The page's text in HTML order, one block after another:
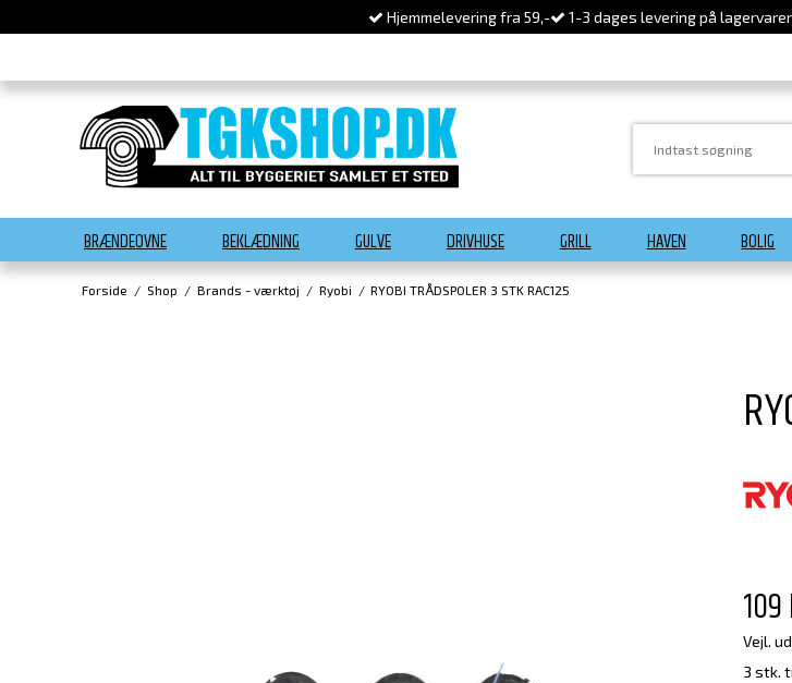
Hjemmelevering fra 59,- 1-3 dages levering på lagervarer
BRÆNDEOVNE BEKLÆDNING GULVE DRIVHUSE GRILL HAVEN BOLIG
Forside / Shop / Brands - værktøj / Ryobi / RYOBI TRÅDSPOLER 3 STK RAC125
Vejl.
3 stk.